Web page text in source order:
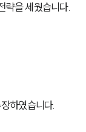
략을 세웠습니다.
하였습니다.